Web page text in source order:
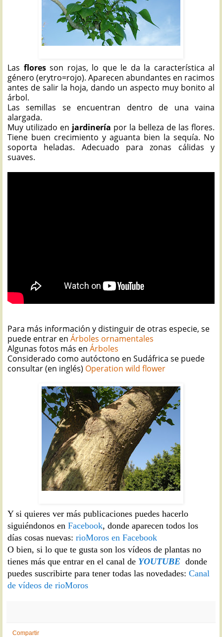
Las floresson rojas, lo que le da la característica al
género (erytro=rojo). Aparecen abundantes en racimos
antes de salir la hoja, dando un aspecto muy bonito al
árbol.
Las semillas se encuentran dentro de una vaina
alargada.
Muy utilizado en jardinería por la belleza de las flores.
Tiene buen crecimiento y aguanta bien la sequía. No
soporta heladas. Adecuado para zonas cálidas y
suaves.
Para más información y distinguir de otras especie, se
puede entrar en Árboles ornamentales
Algunas fotos más en Árboles
Considerado como autóctono en Sudáfrica se puede
consultar (en inglés) Operation wild flower
Y si quieres ver más publicaciones puedes hacerlo
siguiéndonos en Facebook, donde aparecen todos los
días cosas nuevas: rioMoros en Facebook
O bien, si lo que te gusta son los vídeos de plantas no
tienes más que entrar en el canal de YOUTUBE donde
puedes suscribirte para tener todas las novedades: Canal
de vídeos de rioMoros
Compartir